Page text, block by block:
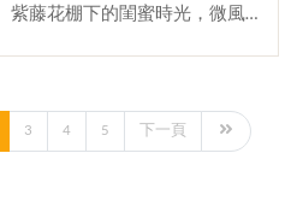
泡在醬汁裡，2天以上味道最
茄可裝罐與朋友分享。別忘了
和氣泡水就是好喝的醋飲!! 真的
紫藤花棚下的閨蜜時光，微風
肉！蒜香與蜜香交織，完美平
主廚！準備好餐盒，約好朋
3 4 5 下一頁